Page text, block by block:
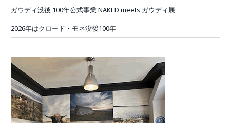
ガウディ没後 100年公式事業 NAKED meets ガウディ展
2026年はクロード・モネ没後100年